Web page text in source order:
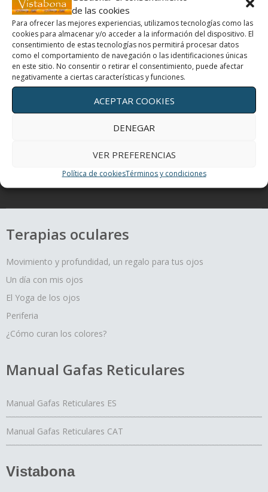
de las cookies
Para ofrecer las mejores experiencias, utilizamos tecnologías como las
cookies para almacenar y/o acceder a la información del dispositivo. El
consentimiento de estas tecnologías nos permitirá procesar datos
como el comportamiento de navegación o las identificaciones únicas
en este sitio. No consentir o retirar el consentimiento, puede afectar
negativamente a ciertas características y funciones.
ACEPTAR COOKIES
DENEGAR
VER PREFERENCIAS
Política de cookiesTérminos y condiciones
Movimiento y profundidad, un regalo para tus ojos
Un día con mis ojos
Terapias oculares
Movimiento y profundidad, un regalo para tus ojos
Un día con mis ojos
El Yoga de los ojos
Periferia
¿Cómo curan los colores?
Manual Gafas Reticulares
Manual Gafas Reticulares ES
Manual Gafas Reticulares CAT
Vistabona